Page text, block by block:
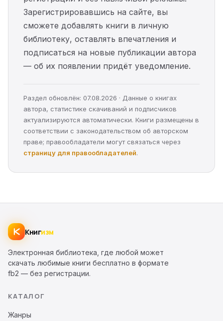
Зарегистрировавшись на сайте, вы
сможете добавлять книги в личную
библиотеку, оставлять впечатления и
подписаться на новые публикации автора
— об их появлении придёт уведомление.
Раздел обновлён: 07.08.2026 · Данные о книгах
автора, статистике скачиваний и подписчиков
актуализируются автоматически. Книги размещены в
соответствии с законодательством об авторском
праве; правообладатели могут связаться через
страницу для правообладателей.
Книгизм
Электронная библиотека, где любой может
скачать любимые книги бесплатно в формате
fb2 — без регистрации.
КАТАЛОГ
Жанры